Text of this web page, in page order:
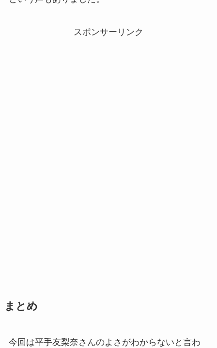
スポンサーリンク
まとめ
今回は平手友梨奈さんのよさがわからないと言わ